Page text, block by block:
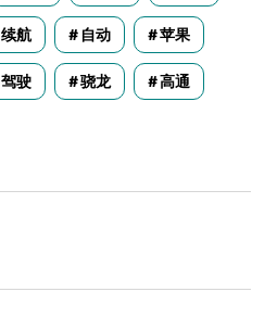
续航 自动 苹果
驾驶 骁龙 高通